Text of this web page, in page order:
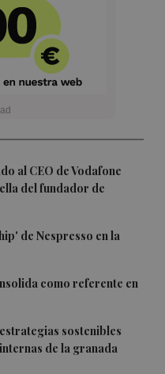
al CEO de Vodafone
del fundador de
de Nespresso en la
como referente en
sostenibles
de la granada